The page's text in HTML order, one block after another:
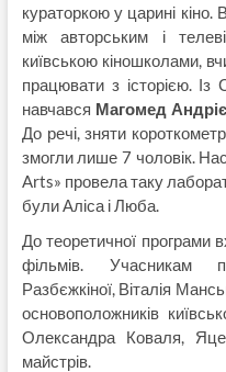
кураторкою у царині кіно.
між авторським і
київською кіношколами,
працювати з історією. Із
навчався Магомед
До речі, зняти
змогли лише 7 чоловік.
Arts» провела таку
були Аліса і Люба.
До теоретичної програми
фільмів. Учасникам
Разбєжкіної, Віталія
основоположників
Олександра Коваля,
майстрів.